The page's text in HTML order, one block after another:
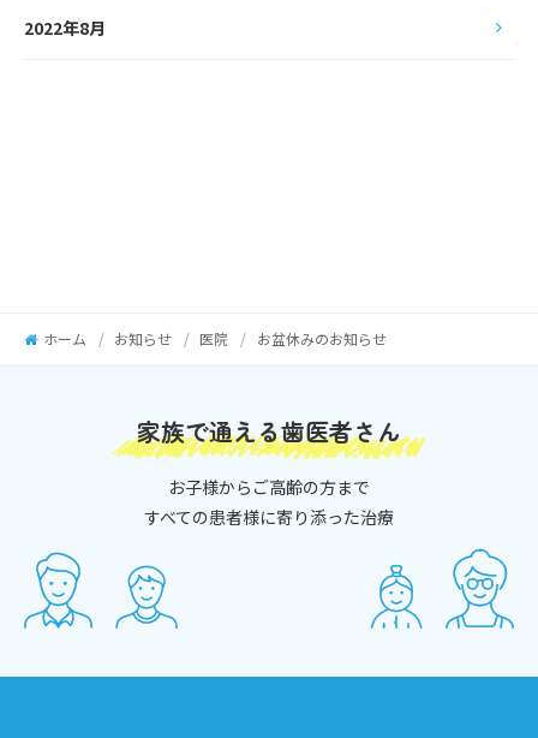
2022年8月
ホーム お知らせ 医院 お盆休みのお知らせ
家族で通える歯医者さん
お子様からご高齢の方まで
すべての患者様に寄り添った治療